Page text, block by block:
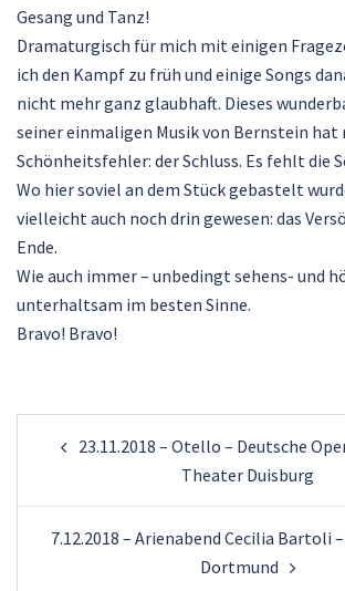
Gesang und Tanz!
Dramaturgisch für mich mit einigen
ich den Kampf zu früh und einige Songs
nicht mehr ganz glaubhaft. Dieses
seiner einmaligen Musik von Bernstein hat
Schönheitsfehler: der Schluss. Es fehlt die
Wo hier soviel an dem Stück gebastelt
vielleicht auch noch drin gewesen: das
Ende.
Wie auch immer – unbedingt sehens- und
unterhaltsam im besten Sinne.
Bravo! Bravo!
23.11.2018 – Otello – Deutsche
Theater Duisburg
7.12.2018 – Arienabend Cecilia Bartoli
Dortmund